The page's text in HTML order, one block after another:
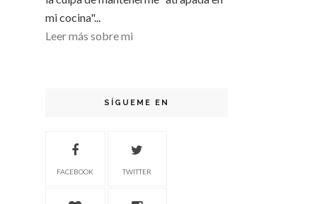
mi cocina"...
Leer más sobre mi
SÍGUEME EN
FACEBOOK TWITTER